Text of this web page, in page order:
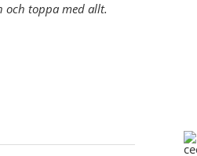
och toppa med allt.